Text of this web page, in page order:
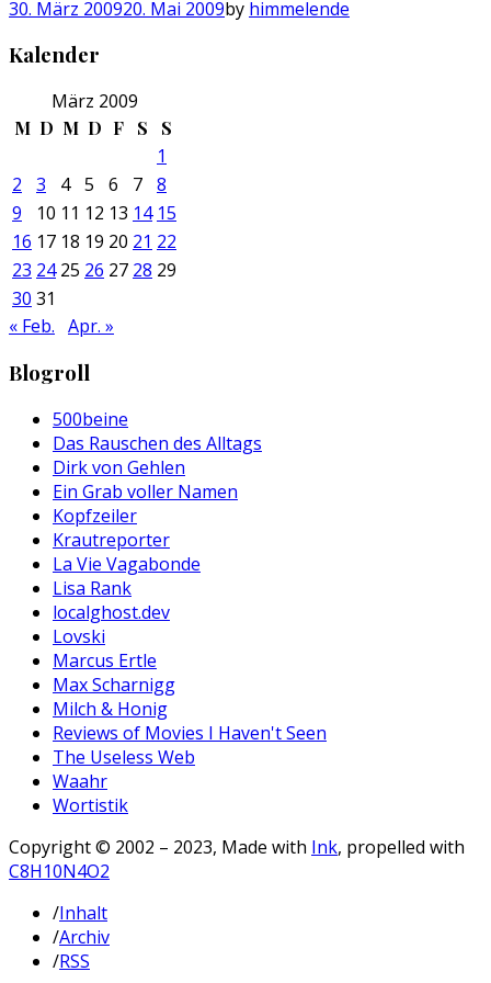
30. März 200920. Mai 2009by himmelende
Kalender
März 2009
M D M D F S S
1
2
3 4 5 6 7 8
9
10 11 12 13 14 15
16 17 18 19 20 21 22
23 24 25 26 27 28 29
30 31
« Feb. Apr. »
Blogroll
500beine
Das Rauschen des Alltags
Dirk von Gehlen
Ein Grab voller Namen
Kopfzeiler
Krautreporter
La Vie Vagabonde
Lisa Rank
localghost.dev
Lovski
Marcus Ertle
Max Scharnigg
Milch & Honig
Reviews of Movies I Haven't Seen
The Useless Web
Waahr
Wortistik
Copyright © 2002 – 2023, Made with Ink, propelled with
C8H10N4O2
/Inhalt
/Archiv
/RSS